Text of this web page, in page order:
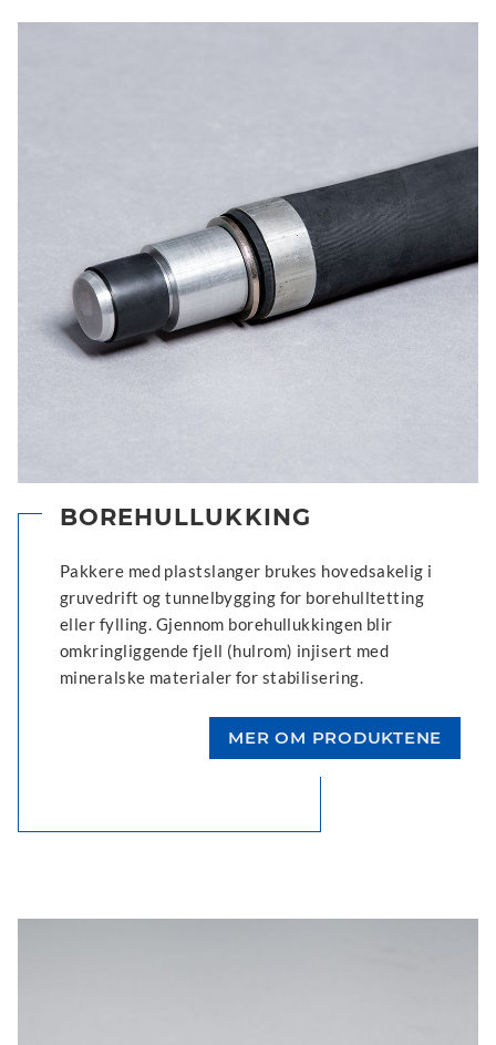
BOREHULLUKKING
Pakkere med plastslanger brukes hovedsakelig i
gruvedrift og tunnelbygging for borehulltetting
eller fylling. Gjennom borehullukkingen blir
omkringliggende fjell (hulrom) injisert med
mineralske materialer for stabilisering.
MER OM PRODUKTENE